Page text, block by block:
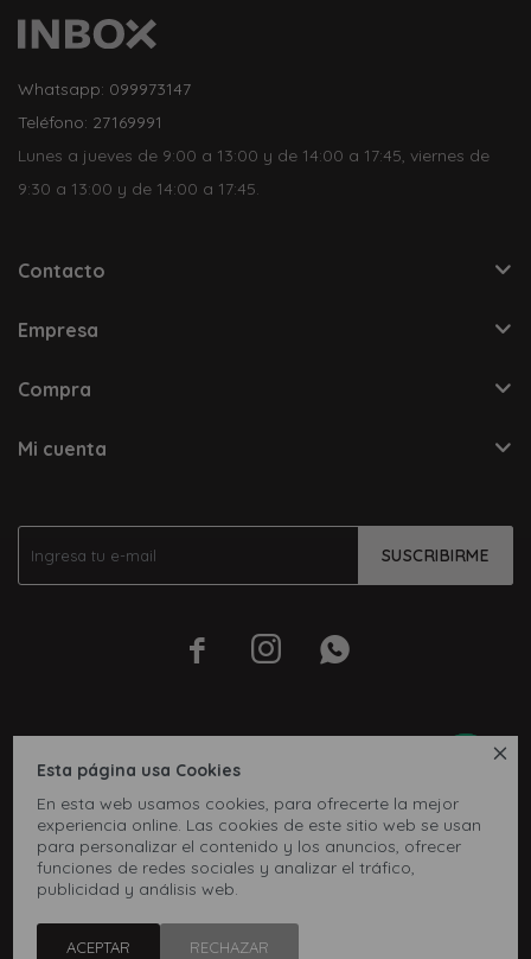

Esta página usa Cookies
En esta web usamos cookies, para ofrecerte la mejor
experiencia online. Las cookies de este sitio web se usan
para personalizar el contenido y los anuncios, ofrecer
funciones de redes sociales y analizar el tráfico,
publicidad y análisis web.
ACEPTAR RECHAZAR
SUSCRIBIRME
  
Whatsapp: 099973147
Teléfono: 27169991
Lunes a jueves de 9:00 a 13:00 y de 14:00 a 17:45, viernes de
9:30 a 13:00 y de 14:00 a 17:45.
Contacto
Empresa
Compra
Mi cuenta
© Copyright 2026 / Inbox